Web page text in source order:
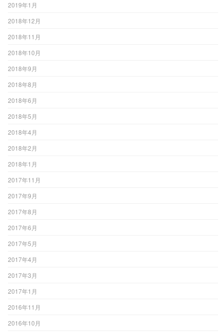
2019年1月
2018年12月
2018年11月
2018年10月
2018年9月
2018年8月
2018年6月
2018年5月
2018年4月
2018年2月
2018年1月
2017年11月
2017年9月
2017年8月
2017年6月
2017年5月
2017年4月
2017年3月
2017年1月
2016年11月
2016年10月